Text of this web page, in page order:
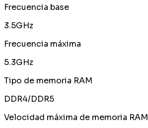
Frecuencia base
3.5GHz
Frecuencia máxima
5.3GHz
Tipo de memoria RAM
DDR4/DDR5
Velocidad máxima de memoria RAM